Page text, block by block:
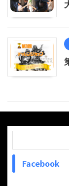
Facebook